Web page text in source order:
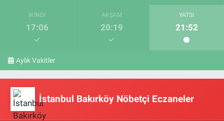
İKINDI
17:06
AKŞAM
20:19
YATSI
21:52
Aylık Vakitler
İstanbul Bakırköy Nöbetçi Eczaneler